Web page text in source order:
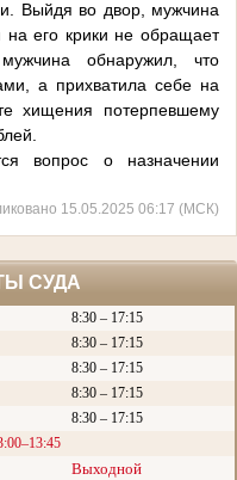
Выйдя во двор, мужчина
на его крики не обращает
обнаружил, что
а прихватила себе на
хищения потерпевшему
вопрос о назначении
15.05.2025 06:17 (МСК)
СУДА
8:30 – 17:15
8:30 – 17:15
8:30 – 17:15
8:30 – 17:15
8:30 – 17:15
Выходной